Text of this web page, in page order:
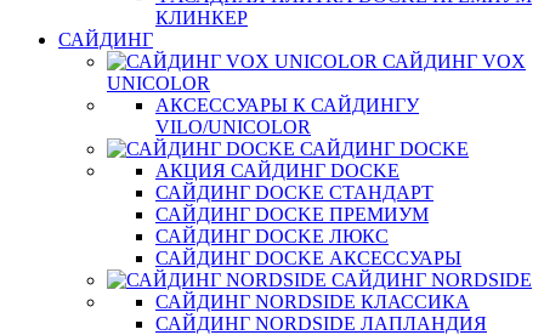
КЛИНКЕР
САЙДИНГ
САЙДИНГ VOX
UNICOLOR
АКСЕССУАРЫ К САЙДИНГУ
VILO/UNICOLOR
САЙДИНГ DOCKE
АКЦИЯ САЙДИНГ DOCKE
САЙДИНГ DOCKE СТАНДАРТ
САЙДИНГ DOCKE ПРЕМИУМ
САЙДИНГ DOCKE ЛЮКС
САЙДИНГ DOCKE АКСЕССУАРЫ
САЙДИНГ NORDSIDE
САЙДИНГ NORDSIDE КЛАССИКА
САЙДИНГ NORDSIDE ЛАПЛАНДИЯ